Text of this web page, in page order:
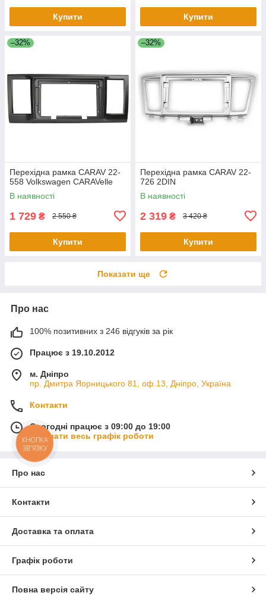
Купити Купити
–32%
Перехідна рамка CARAV 22-
558 Volkswagen CARAVelle
В наявності
1 729 ₴ 2 550 ₴
Купити
–32%
Перехідна рамка CARAV 22-
726 2DIN
В наявності
2 319 ₴ 3 420 ₴
Купити
Показати ще
Про нас
100% позитивних з 246 відгуків за рік
Працює з 19.10.2012
м. Дніпро
пр. Дмитра Яорницького 81, оф.13, Дніпро, Україна
Контакти
Сьогодні працює з 09:00 до 19:00
Показати весь графік роботи
Про нас
Контакти
Доставка та оплата
Графік роботи
Повна версія сайту
КНОПКА
ЗВ'ЯЗКУ